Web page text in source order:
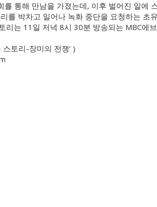
를 통해 만남을 가졌는데, 이후 벌어진 일에
를 박차고 일어나 녹화 중단을 요청하는 초
리는 11일 저녁 8시 30분 방송되는 MBC에
토리-장미의 전쟁’ )